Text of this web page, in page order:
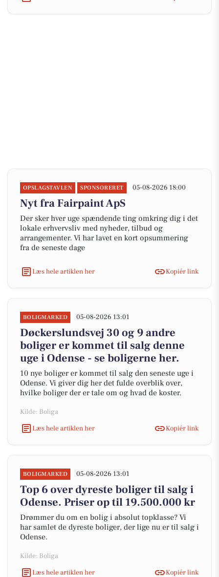
OPSLAGSTAVLEN SPONSORERET 05-08-2026 18:00
Nyt fra Fairpaint ApS
Der sker hver uge spændende ting omkring dig i det
lokale erhvervsliv med nyheder, tilbud og
arrangementer. Vi har lavet en kort opsummering
fra de seneste dage
Læs hele artiklen her Kopiér link
BOLIGMARKED 05-08-2026 13:01
Døckerslundsvej 30 og 9 andre
boliger er kommet til salg denne
uge i Odense - se boligerne her.
10 nye boliger er kommet til salg den seneste uge i
Odense. Vi giver dig her det fulde overblik over,
hvilke boliger der er tale om og hvad de koster.
Kilde: Boliga
Læs hele artiklen her
Kopiér link
BOLIGMARKED 05-08-2026 13:01
Top 6 over dyreste boliger til salg i
Odense. Priser op til 19.500.000 kr
Drømmer du om en bolig i absolut topklasse? Vi
har samlet de dyreste boliger, der lige nu er til salg i
Odense.
Kilde: Boliga
Læs hele artiklen her
Kopiér link